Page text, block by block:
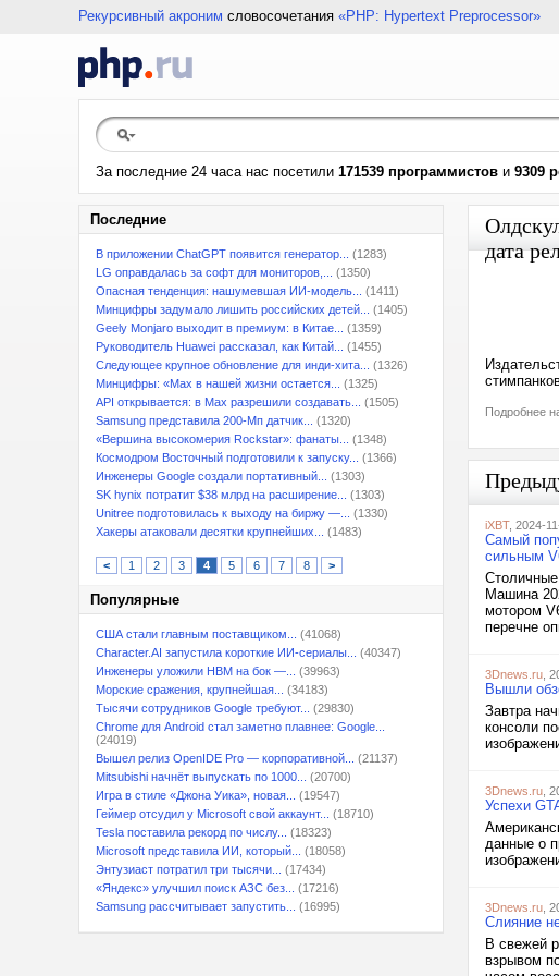
Рекурсивный акроним словосочетания «PHP: Hypertext Preprocessor»
За последние 24 часа нас посетили 171539 программистов и 9309
Последние
В приложении ChatGPT появится генератор...
(1283)
LG оправдалась за софт для мониторов,...
(1350)
Опасная тенденция: нашумевшая ИИ-модель...
(1411)
Минцифры задумало лишить российских детей...
(1405)
Geely Monjaro выходит в премиум: в Китае...
(1359)
Руководитель Huawei рассказал, как Китай...
(1455)
Следующее крупное обновление для инди-хита...
(1326)
Минцифры: «Max в нашей жизни остается...
(1325)
API открывается: в Max разрешили создавать...
(1505)
Samsung представила 200-Мп датчик...
(1320)
«Вершина высокомерия Rockstar»: фанаты...
(1348)
Космодром Восточный подготовили к запуску...
(1366)
Инженеры Google создали портативный...
(1303)
SK hynix потратит $38 млрд на расширение...
(1303)
Unitree подготовилась к выходу на биржу —...
(1330)
Хакеры атаковали десятки крупнейших...
(1483)
< 1 2 3 4 5 6 7 8 >
Популярные
США стали главным поставщиком...
(41068)
Character.AI запустила короткие ИИ-сериалы...
(40347)
Инженеры уложили HBM на бок —...
(39963)
Морские сражения, крупнейшая...
(34183)
Тысячи сотрудников Google требуют...
(29830)
Chrome для Android стал заметно плавнее: Google...
(24019)
Вышел релиз OpenIDE Pro — корпоративной...
(21137)
Mitsubishi начнёт выпускать по 1000...
(20700)
Игра в стиле «Джона Уика», новая...
(19547)
Геймер отсудил у Microsoft свой аккаунт...
(18710)
Tesla поставила рекорд по числу...
(18323)
Microsoft представила ИИ, который...
(18058)
Энтузиаст потратил три тысячи...
(17434)
«Яндекс» улучшил поиск АЗС без...
(17216)
Samsung рассчитывает запустить...
(16995)
дата
Подробнее
iXBT, 2024-
Самый
сильным
Машина
мотором
перечне
3Dnews.ru ,
Вышли
Завтра
консоли
3Dnews.ru ,
Успехи
данные о
3Dnews.ru ,
Слияние
В свежей
взрывом